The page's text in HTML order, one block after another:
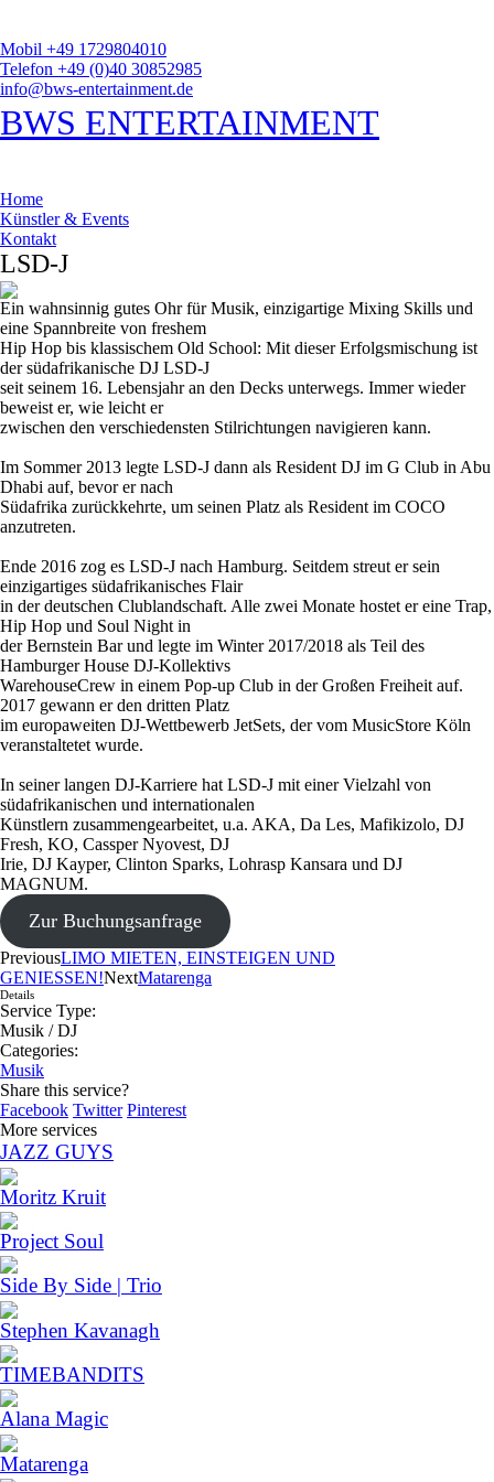
Mobil +49 1729804010
Telefon +49 (0)40 30852985
info@bws-entertainment.de
BWS ENTERTAINMENT
Home
Künstler & Events
Kontakt
LSD-J
Ein wahnsinnig gutes Ohr für Musik, einzigartige Mixing Skills und
eine Spannbreite von freshem
Hip Hop bis klassischem Old School: Mit dieser Erfolgsmischung ist
der südafrikanische DJ LSD-J
seit seinem 16. Lebensjahr an den Decks unterwegs. Immer wieder
beweist er, wie leicht er
zwischen den verschiedensten Stilrichtungen navigieren kann.
Im Sommer 2013 legte LSD-J dann als Resident DJ im G Club in Abu
Dhabi auf, bevor er nach
Südafrika zurückkehrte, um seinen Platz als Resident im COCO
anzutreten.
Ende 2016 zog es LSD-J nach Hamburg. Seitdem streut er sein
einzigartiges südafrikanisches Flair
in der deutschen Clublandschaft. Alle zwei Monate hostet er eine Trap,
Hip Hop und Soul Night in
der Bernstein Bar und legte im Winter 2017/2018 als Teil des
Hamburger House DJ-Kollektivs
WarehouseCrew in einem Pop-up Club in der Großen Freiheit auf.
2017 gewann er den dritten Platz
im europaweiten DJ-Wettbewerb JetSets, der vom MusicStore Köln
veranstaltetet wurde.
In seiner langen DJ-Karriere hat LSD-J mit einer Vielzahl von
südafrikanischen und internationalen
Künstlern zusammengearbeitet, u.a. AKA, Da Les, Mafikizolo, DJ
Fresh, KO, Cassper Nyovest, DJ
Irie, DJ Kayper, Clinton Sparks, Lohrasp Kansara und DJ
MAGNUM.
Zur Buchungsanfrage
PreviousLIMO MIETEN, EINSTEIGEN UND
GENIESSEN!NextMatarenga
Details
Service Type:
Musik / DJ
Categories:
Musik
Share this service?
Facebook Twitter Pinterest
More services
JAZZ GUYS
Moritz Kruit
Project Soul
Side By Side | Trio
Stephen Kavanagh
TIMEBANDITS
Alana Magic
Matarenga